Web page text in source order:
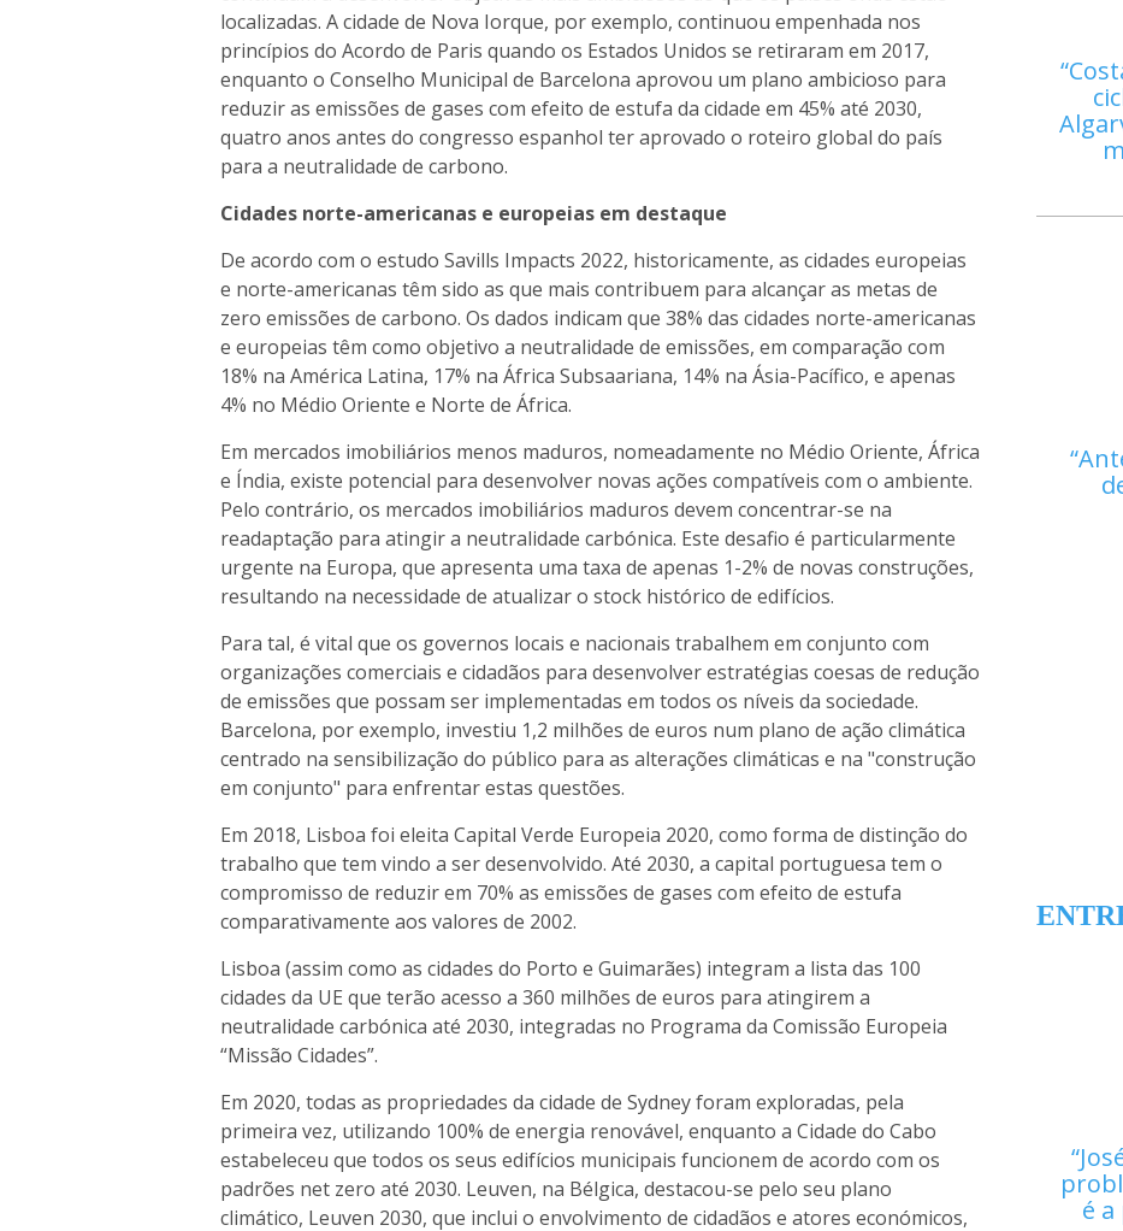
localizadas. A cidade de Nova Iorque, por exemplo, continuou empenhada nos
princípios do Acordo de Paris quando os Estados Unidos se retiraram em 2017,
enquanto o Conselho Municipal de Barcelona aprovou um plano ambicioso para
reduzir as emissões de gases com efeito de estufa da cidade em 45% até 2030,
quatro anos antes do congresso espanhol ter aprovado o roteiro global do país
para a neutralidade de carbono.
Cidades norte-americanas e europeias em destaque
De acordo com o estudoSavills Impacts 2022, historicamente, as cidades europeias
e norte-americanas têm sido as que mais contribuem para alcançar as metas de
zero emissões de carbono. Os dados indicam que 38% das cidades norte-americanas
e europeias têm como objetivo a neutralidade de emissões, em comparação com
18% na América Latina, 17% na África Subsaariana, 14% na Ásia-Pacífico, e apenas
4% no Médio Oriente e Norte de África.
Em mercados imobiliários menos maduros, nomeadamente no Médio Oriente, África
e Índia, existe potencial para desenvolver novas ações compatíveis com o ambiente.
Pelo contrário, os mercados imobiliários maduros devem concentrar-se na
readaptação para atingir a neutralidade carbónica. Este desafio é particularmente
urgente na Europa, que apresenta uma taxa de apenas 1-2% de novas construções,
resultando na necessidade de atualizar o stock histórico de edifícios.
Para tal, é vital que os governos locais e nacionais trabalhem em conjunto com
organizações comerciais e cidadãos para desenvolver estratégias coesas de redução
de emissões que possam ser implementadas em todos os níveis da sociedade.
Barcelona, por exemplo, investiu 1,2 milhões de euros num plano de ação climática
centrado na sensibilização do público para as alterações climáticas e na "construção
em conjunto" para enfrentar estas questões.
Em 2018, Lisboa foi eleita Capital Verde Europeia 2020, como forma de distinção do
trabalho que tem vindo a ser desenvolvido. Até 2030, a capital portuguesa tem o
compromisso de reduzir em 70% as emissões de gases com efeito de estufa
comparativamente aos valores de 2002.
Lisboa (assim como as cidades do Porto e Guimarães) integram a lista das 100
cidades da UE que terão acesso a 360 milhões de euros para atingirem a
neutralidade carbónica até 2030, integradas no Programa da Comissão Europeia
“Missão Cidades”.
Em 2020, todas as propriedades da cidade de Sydney foram exploradas, pela
primeira vez, utilizando 100% de energia renovável, enquanto a Cidade do Cabo
estabeleceu que todos os seus edifícios municipais funcionem de acordo com os
padrões net zero até 2030. Leuven, na Bélgica, destacou-se pelo seu plano
climático, Leuven 2030, que inclui o envolvimento de cidadãos e atores económicos,
é